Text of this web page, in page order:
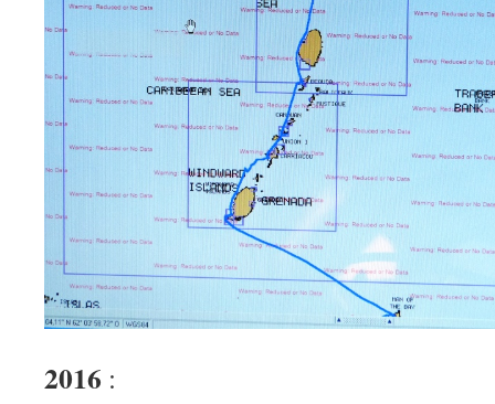
2016 :